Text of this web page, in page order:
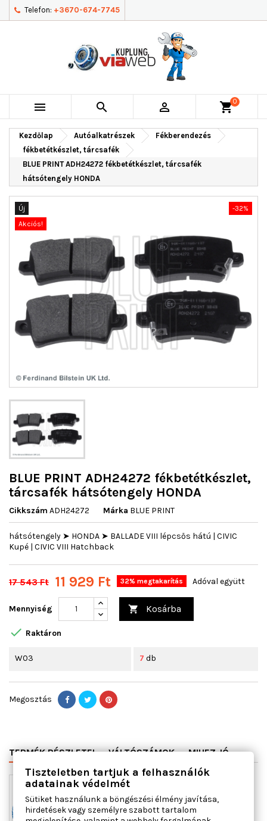
Telefon: +3670-674-7745
   shopping_cart0
Kezdőlap Autóalkatrészek
Fékberendezés
fékbetétkészlet, tárcsafék
BLUE PRINT ADH24272 fékbetétkészlet, tárcsafék
hátsótengely HONDA
Új
-32%
Akciós!
BLUE PRINT ADH24272 fékbetétkészlet,
tárcsafék hátsótengely HONDA
Cikkszám ADH24272 Márka BLUE PRINT
hátsótengely ➤ HONDA ➤ BALLADE VIII lépcsős hátú | CIVIC
Kupé | CIVIC VIII Hatchback
17 543 Ft 11 929 Ft 32% megtakarítás Adóval együtt
Mennyiség  Kosárba
 Raktáron
W03 7 db
Megosztás
TERMÉK RÉSZLETEI VÁLTÓSZÁMOK MIHEZ JÓ
Tiszteletben tartjuk a felhasználók
adatainak védelmét
Sütiket használunk a böngészési élmény javítása,
hirdetések vagy személyre szabott tartalom